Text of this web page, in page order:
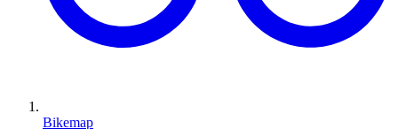
Bikemap